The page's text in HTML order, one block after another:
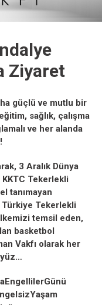
Ziyaret
güçlü ve mutlu bir
sağlık, çalışma
ve her alanda
3 Aralık Dünya
Tekerlekli
tanımayan
Tekerlekli
temsil eden,
basketbol
Vakfı olarak her